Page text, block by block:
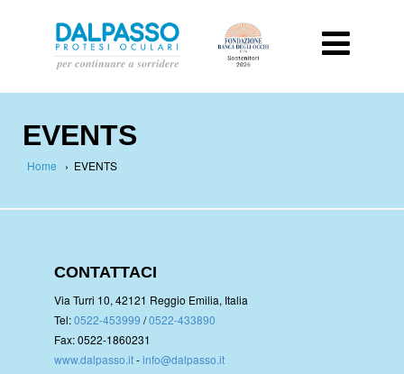
EVENTS
Home › EVENTS
CONTATTACI
Via Turri 10, 42121 Reggio Emilia, Italia
Tel:0522-453999 /0522-433890
Fax: 0522-1860231
www.dalpasso.it-info@dalpasso.it